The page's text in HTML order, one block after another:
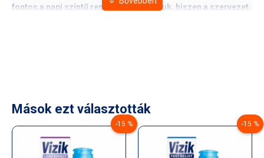
fontos a napi szintű rendszeres pótlásuk, hiszen a szervezet
kiegészítő
hatékony megoldás a szervezet komplex támogatására.
Ajánlott napi adag: 1 kapszula kevés folyadékkal, egyben
lenyelve.
Mások ezt választották
-15 % -15 %